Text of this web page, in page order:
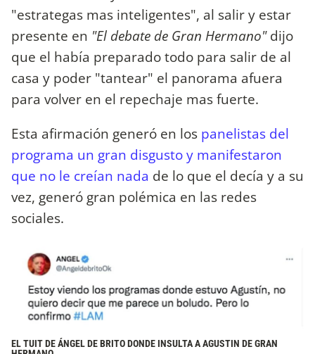
"estrategas mas inteligentes", al salir y estar
presente en "El debate de Gran Hermano"dijo
que el había preparado todo para salir de al
casa y poder "tantear" el panorama afuera
para volver en el repechaje mas fuerte.
Esta afirmación generó en los panelistas del
programa un gran disgusto y manifestaron
que no le creían nada de lo que el decía y a su
vez, generó gran polémica en las redes
sociales.
EL TUIT DE ÁNGEL DE BRITO DONDE INSULTA A AGUSTIN DE GRAN